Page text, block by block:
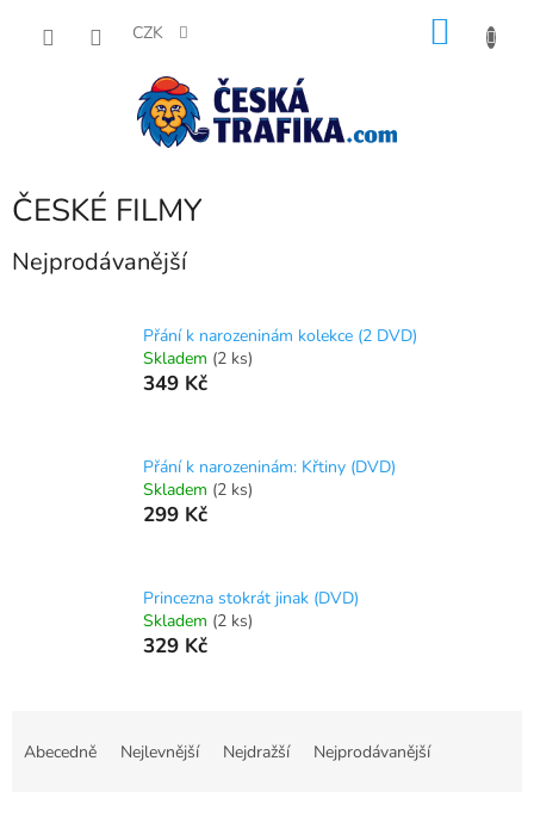
CZK
ČESKÉ FILMY
Nejprodávanější
Přání k narozeninám kolekce (2 DVD)
Skladem (2 ks)
349 Kč
Přání k narozeninám: Křtiny (DVD)
Skladem (2 ks)
299 Kč
Princezna stokrát jinak (DVD)
Skladem (2 ks)
329 Kč
Abecedně Nejlevnější Nejdražší Nejprodávanější